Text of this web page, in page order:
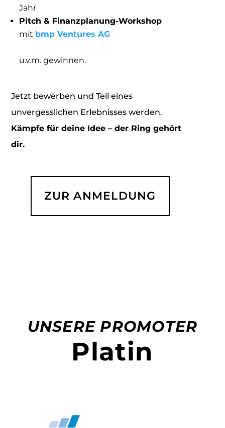
Jahr
Pitch & Finanzplanung-Workshop
mit bmp Ventures AG
u.v.m. gewinnen.
Jetzt bewerben und Teil eines
unvergesslichen Erlebnisses werden.
Kämpfe für deine Idee – der Ring gehört
dir.
ZUR ANMELDUNG
UNSERE PROMOTER
Platin